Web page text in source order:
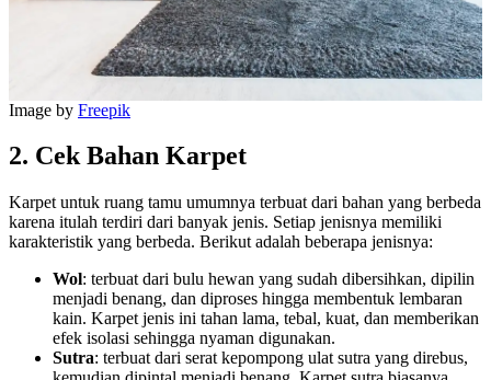
Image by Freepik
2. Cek Bahan Karpet
Karpet untuk ruang tamu umumnya terbuat dari bahan yang berbeda
karena itulah terdiri dari banyak jenis. Setiap jenisnya memiliki
karakteristik yang berbeda. Berikut adalah beberapa jenisnya:
Wol: terbuat dari bulu hewan yang sudah dibersihkan, dipilin
menjadi benang, dan diproses hingga membentuk lembaran
kain. Karpet jenis ini tahan lama, tebal, kuat, dan memberikan
efek isolasi sehingga nyaman digunakan.
Sutra: terbuat dari serat kepompong ulat sutra yang direbus,